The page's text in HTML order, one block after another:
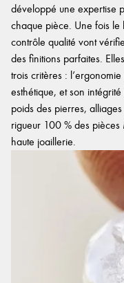
développé une expertise
chaque pièce. Une fois le
contrôle qualité vont
des finitions parfaites.
trois critères :
esthétique, et son
poids des pierres,
rigueur 100 % des pièces
haute joaillerie.